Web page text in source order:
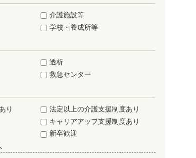
介護施設等
学校・養成所等
透析
救急センター
り
法定以上の介護支援制度あり
キャリアアップ支援制度あり
新卒歓迎